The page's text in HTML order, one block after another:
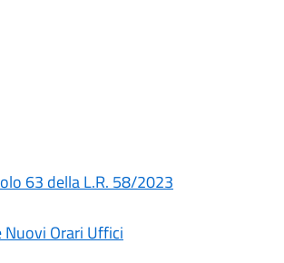
63 della L.R. 58/2023
Nuovi Orari Uffici